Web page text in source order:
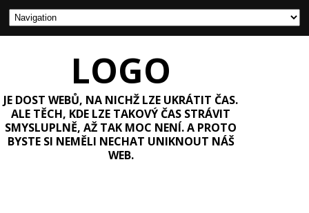
LOGO
JE DOST WEBŮ, NA NICHŽ LZE UKRÁTIT ČAS.
ALE TĚCH, KDE LZE TAKOVÝ ČAS STRÁVIT
SMYSLUPLNĚ, AŽ TAK MOC NENÍ. A PROTO
BYSTE SI NEMĚLI NECHAT UNIKNOUT NÁŠ
WEB.